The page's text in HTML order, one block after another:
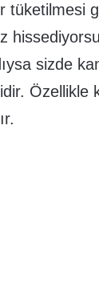
tüketilmesi
sizde
Özellikle